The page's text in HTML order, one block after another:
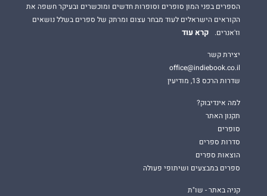
הספרים בפני המון סופרים וסופרות חדשים ומוכשרים ובעיקר חשפה את
הקוראים הישראלים לעוד מבחר עצום ומרתק של ספרים בשלל נושאים
וז'אנרים.
קרא עוד
יצירת קשר
office@indiebook.co.il
שדרות הרכס 13, מודיעין
למה אינדיבוק?
תקנון האתר
סופרים
סדרות ספרים
הוצאות ספרים
ספרים במבצעים ושיתופי פעולה
קניה באתר - שו"ת